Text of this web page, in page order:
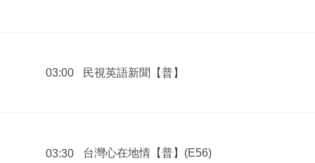
03:00 民視英語新聞【普】
03:30 台灣心在地情【普】(E56)